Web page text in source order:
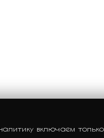
включаем